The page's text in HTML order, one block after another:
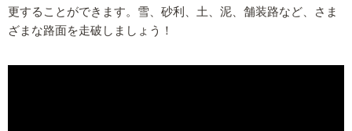
更することができます。雪、砂利、土、泥、舗装路など、さま
ざまな路面を走破しましょう！